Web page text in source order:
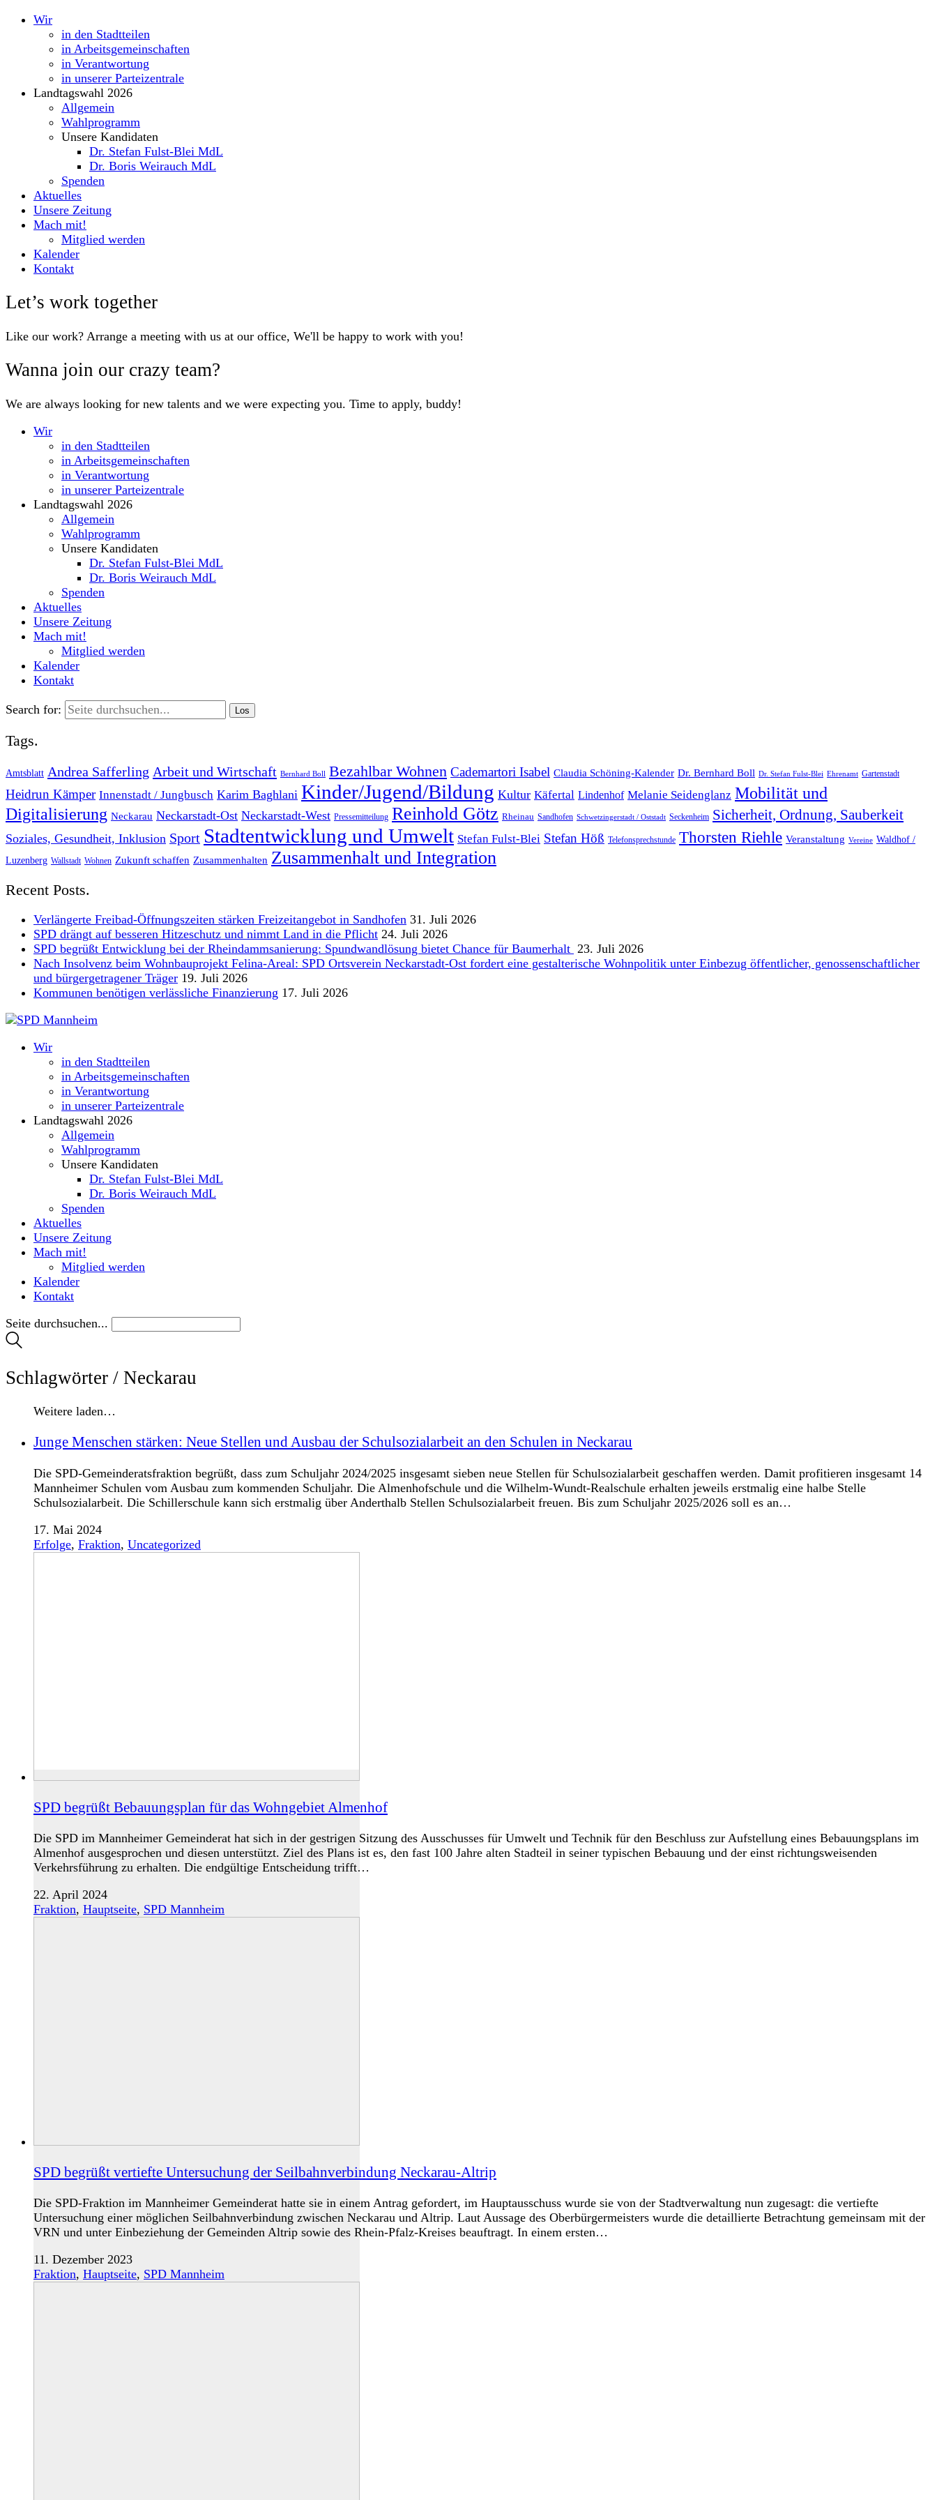
Wir
in den Stadtteilen
in Arbeitsgemeinschaften
in Verantwortung
in unserer Parteizentrale
Landtagswahl 2026
Allgemein
Wahlprogramm
Unsere Kandidaten
Dr. Stefan Fulst-Blei MdL
Dr. Boris Weirauch MdL
Spenden
Aktuelles
Unsere Zeitung
Mach mit!
Mitglied werden
Kalender
Kontakt
Let’s work together
Like our work? Arrange a meeting with us at our office, We'll be happy to work with you!
Wanna join our crazy team?
We are always looking for new talents and we were expecting you. Time to apply, buddy!
Wir
in den Stadtteilen
in Arbeitsgemeinschaften
in Verantwortung
in unserer Parteizentrale
Landtagswahl 2026
Allgemein
Wahlprogramm
Unsere Kandidaten
Dr. Stefan Fulst-Blei MdL
Dr. Boris Weirauch MdL
Spenden
Aktuelles
Unsere Zeitung
Mach mit!
Mitglied werden
Kalender
Kontakt
Search for:
Tags.
Amtsblatt Andrea Safferling Arbeit und Wirtschaft Bernhard Boll Bezahlbar Wohnen Cademartori Isabel Claudia Schöning-Kalender Dr. Bernhard Boll Dr. Stefan Fulst-Blei Ehrenamt Gartenstadt
Heidrun Kämper Innenstadt / Jungbusch Karim Baghlani Kinder/Jugend/Bildung Kultur Käfertal Lindenhof Melanie Seidenglanz Mobilität und
Digitalisierung Neckarau Neckarstadt-Ost Neckarstadt-West Pressemitteilung Reinhold Götz Rheinau Sandhofen Schwetzingerstadt / Oststadt Seckenheim Sicherheit, Ordnung, Sauberkeit
Soziales, Gesundheit, Inklusion Sport Stadtentwicklung und Umwelt Stefan Fulst-Blei Stefan Höß Telefonsprechstunde Thorsten Riehle Veranstaltung Vereine Waldhof /
Luzenberg Wallstadt Wohnen Zukunft schaffen Zusammenhalten Zusammenhalt und Integration
Recent Posts.
Verlängerte Freibad-Öffnungszeiten stärken Freizeitangebot in Sandhofen 31. Juli 2026
SPD drängt auf besseren Hitzeschutz und nimmt Land in die Pflicht 24. Juli 2026
SPD begrüßt Entwicklung bei der Rheindammsanierung: Spundwandlösung bietet Chance für Baumerhalt 23. Juli 2026
Nach Insolvenz beim Wohnbauprojekt Felina-Areal: SPD Ortsverein Neckarstadt-Ost fordert eine gestalterische Wohnpolitik unter Einbezug öffentlicher, genossenschaftlicher
und bürgergetragener Träger 19. Juli 2026
Kommunen benötigen verlässliche Finanzierung 17. Juli 2026
Wir
in den Stadtteilen
in Arbeitsgemeinschaften
in Verantwortung
in unserer Parteizentrale
Landtagswahl 2026
Allgemein
Wahlprogramm
Unsere Kandidaten
Dr. Stefan Fulst-Blei MdL
Dr. Boris Weirauch MdL
Spenden
Aktuelles
Unsere Zeitung
Mach mit!
Mitglied werden
Kalender
Kontakt
Seite durchsuchen...
Schlagwörter / Neckarau
Weitere laden…
Junge Menschen stärken: Neue Stellen und Ausbau der Schulsozialarbeit an den Schulen in Neckarau
Die SPD-Gemeinderatsfraktion begrüßt, dass zum Schuljahr 2024/2025 insgesamt sieben neue Stellen für Schulsozialarbeit geschaffen werden. Damit profitieren insgesamt 14
Mannheimer Schulen vom Ausbau zum kommenden Schuljahr. Die Almenhofschule und die Wilhelm-Wundt-Realschule erhalten jeweils erstmalig eine halbe Stelle
Schulsozialarbeit. Die Schillerschule kann sich erstmalig über Anderthalb Stellen Schulsozialarbeit freuen. Bis zum Schuljahr 2025/2026 soll es an…
17. Mai 2024
Erfolge, Fraktion, Uncategorized
SPD begrüßt Bebauungsplan für das Wohngebiet Almenhof
Die SPD im Mannheimer Gemeinderat hat sich in der gestrigen Sitzung des Ausschusses für Umwelt und Technik für den Beschluss zur Aufstellung eines Bebauungsplans im
Almenhof ausgesprochen und diesen unterstützt. Ziel des Plans ist es, den fast 100 Jahre alten Stadteil in seiner typischen Bebauung und der einst richtungsweisenden
Verkehrsführung zu erhalten. Die endgültige Entscheidung trifft…
22. April 2024
Fraktion, Hauptseite, SPD Mannheim
SPD begrüßt vertiefte Untersuchung der Seilbahnverbindung Neckarau-Altrip
Die SPD-Fraktion im Mannheimer Gemeinderat hatte sie in einem Antrag gefordert, im Hauptausschuss wurde sie von der Stadtverwaltung nun zugesagt: die vertiefte
Untersuchung einer möglichen Seilbahnverbindung zwischen Neckarau und Altrip. Laut Aussage des Oberbürgermeisters wurde die detaillierte Betrachtung gemeinsam mit der
VRN und unter Einbeziehung der Gemeinden Altrip sowie des Rhein-Pfalz-Kreises beauftragt. In einem ersten…
11. Dezember 2023
Fraktion, Hauptseite, SPD Mannheim